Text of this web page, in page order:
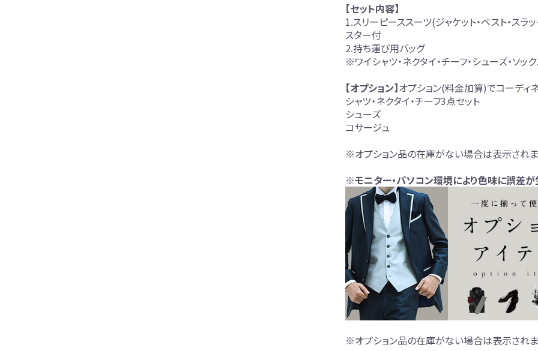
【セット内容】
1.スリーピーススーツ(ジャケット・ベスト・ス
スター付
2.持ち運び用バッグ
※ワイシャツ・ネクタイ・チーフ・シューズ・ソッ
【オプション】オプション(料金加算)でコーディ
シャツ・ネクタイ・チーフ3点セット
シューズ
コサージュ
※オプション品の在庫がない場合は表示されま
※モニター・パソコン環境により色味に誤差が
※オプション品の在庫がない場合は表示されま